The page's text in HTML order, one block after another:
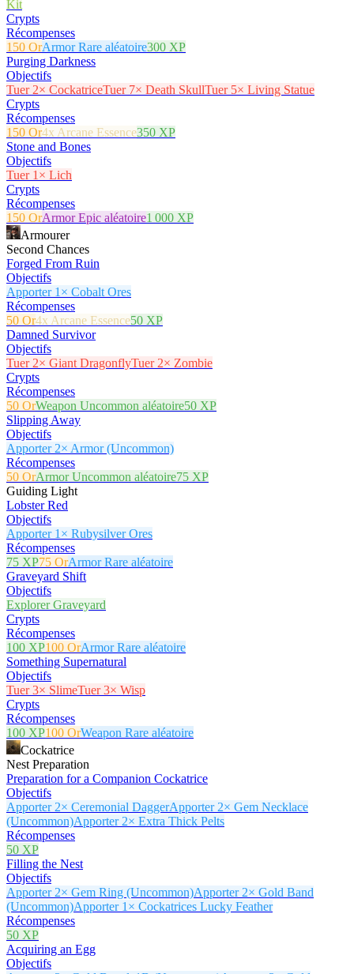
Kit
Crypts
Récompenses
150 OrArmor Rare aléatoire300 XP
Purging Darkness
Objectifs
Tuer 2× CockatriceTuer 7× Death SkullTuer 5× Living Statue
Crypts
Récompenses
150 Or4x Arcane Essence350 XP
Stone and Bones
Objectifs
Tuer 1× Lich
Crypts
Récompenses
150 OrArmor Epic aléatoire1 000 XP
Armourer
Second Chances
Forged From Ruin
Objectifs
Apporter 1× Cobalt Ores
Récompenses
50 Or4x Arcane Essence50 XP
Damned Survivor
Objectifs
Tuer 2× Giant DragonflyTuer 2× Zombie
Crypts
Récompenses
50 OrWeapon Uncommon aléatoire50 XP
Slipping Away
Objectifs
Apporter 2× Armor (Uncommon)
Récompenses
50 OrArmor Uncommon aléatoire75 XP
Guiding Light
Lobster Red
Objectifs
Apporter 1× Rubysilver Ores
Récompenses
75 XP75 OrArmor Rare aléatoire
Graveyard Shift
Objectifs
Explorer Graveyard
Crypts
Récompenses
100 XP100 OrArmor Rare aléatoire
Something Supernatural
Objectifs
Tuer 3× SlimeTuer 3× Wisp
Crypts
Récompenses
100 XP100 OrWeapon Rare aléatoire
Cockatrice
Nest Preparation
Preparation for a Companion Cockatrice
Objectifs
Apporter 2× Ceremonial DaggerApporter 2× Gem Necklace
(Uncommon)Apporter 2× Extra Thick Pelts
Récompenses
50 XP
Filling the Nest
Objectifs
Apporter 2× Gem Ring (Uncommon)Apporter 2× Gold Band
(Uncommon)Apporter 1× Cockatrices Lucky Feather
Récompenses
50 XP
Acquiring an Egg
Objectifs